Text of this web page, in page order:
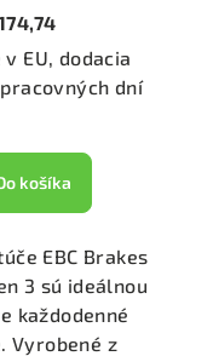
EU, dodacia
dní
košíka
EBC Brakes
3 sú ideálnou
každodenné
Vyrobené z